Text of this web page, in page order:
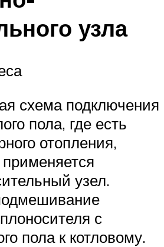
узла
схема подключения
пола, где есть
отопления,
узел.
с
пола к котловому.